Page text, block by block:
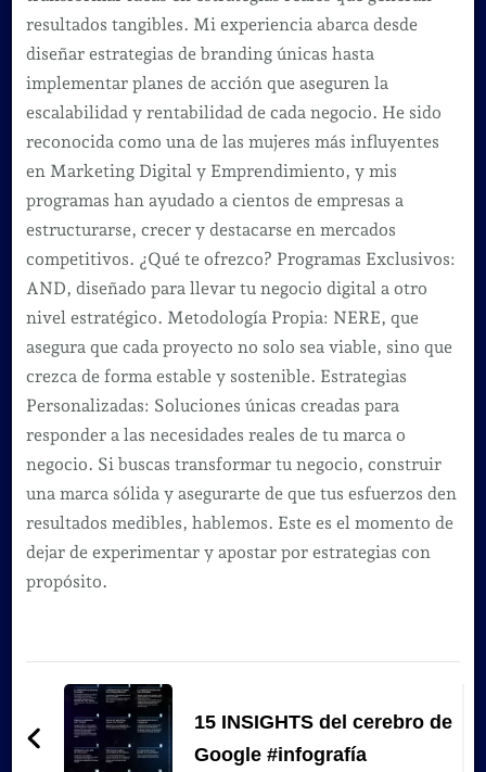
resultados tangibles. Mi experiencia abarca desde
diseñar estrategias de branding únicas hasta
implementar planes de acción que aseguren la
escalabilidad y rentabilidad de cada negocio. He sido
reconocida como una de las mujeres más influyentes
en Marketing Digital y Emprendimiento, y mis
programas han ayudado a cientos de empresas a
estructurarse, crecer y destacarse en mercados
competitivos. ¿Qué te ofrezco? Programas Exclusivos:
AND, diseñado para llevar tu negocio digital a otro
nivel estratégico. Metodología Propia: NERE, que
asegura que cada proyecto no solo sea viable, sino que
crezca de forma estable y sostenible. Estrategias
Personalizadas: Soluciones únicas creadas para
responder a las necesidades reales de tu marca o
negocio. Si buscas transformar tu negocio, construir
una marca sólida y asegurarte de que tus esfuerzos den
resultados medibles, hablemos. Este es el momento de
dejar de experimentar y apostar por estrategias con
propósito.
Navegación
de
entradas
15 INSIGHTS del cerebro de
Google #infografía